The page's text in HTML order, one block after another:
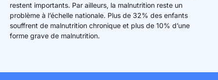
restent importants. Par ailleurs, la malnutrition reste un
problème à l’échelle nationale. Plus de 32% des enfants
souffrent de malnutrition chronique et plus de 10% d’une
forme grave de malnutrition.